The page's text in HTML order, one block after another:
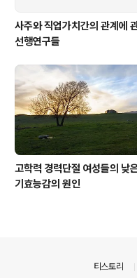
사주와 직업가치간의 관계에
선행연구들
고학력 경력단절 여성들의 낮
기효능감의 원인
티스토리